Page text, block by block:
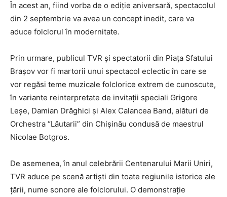
În acest an, fiind vorba de o ediție aniversară, spectacolul
din 2 septembrie va avea un concept inedit, care va
aduce folclorul în modernitate.
Prin urmare, publicul TVR şi spectatorii din Piața Sfatului
Brașov vor fi martorii unui spectacol eclectic în care se
vor regăsi teme muzicale folclorice extrem de cunoscute,
în variante reinterpretate de invitații speciali Grigore
Leșe, Damian Drăghici și Alex Calancea Band, alături de
Orchestra “Lăutarii” din Chișinău condusă de maestrul
Nicolae Botgros.
De asemenea, în anul celebrării Centenarului Marii Uniri,
TVR aduce pe scenă artişti din toate regiunile istorice ale
țării, nume sonore ale folclorului. O demonstraţie